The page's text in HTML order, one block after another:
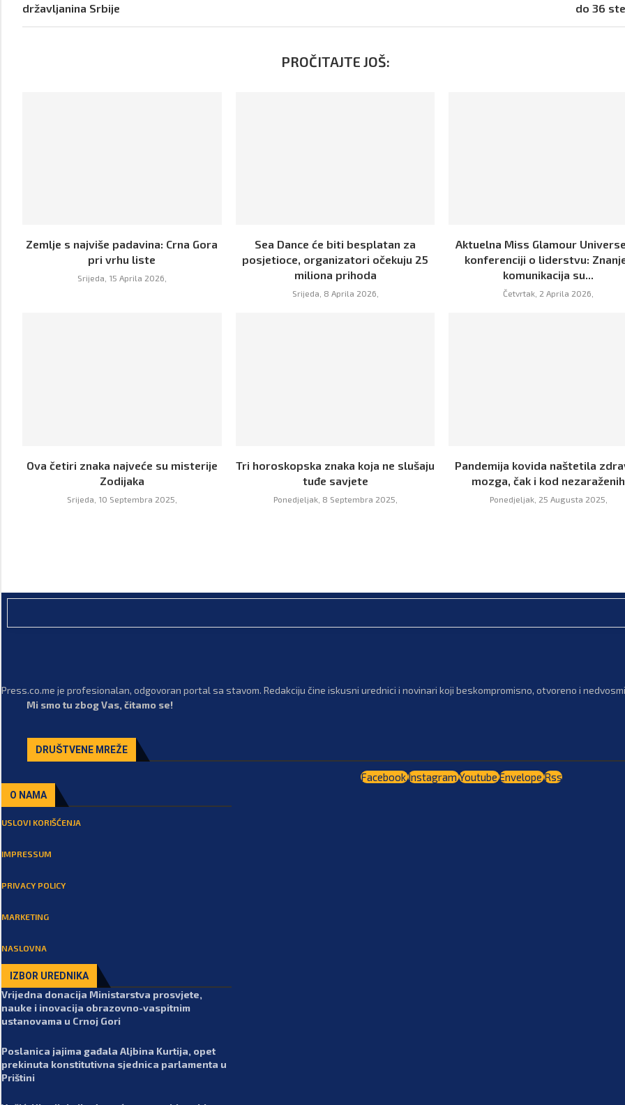
državljanina Srbije
do 36
PROČITAJTE JOŠ:
Zemlje s najviše padavina: Crna Gora
pri vrhu liste
Srijeda, 15 Aprila 2026,
Sea Dance će biti besplatan za
posjetioce, organizatori očekuju 25
miliona prihoda
Srijeda, 8 Aprila 2026,
Aktuelna Miss Glamour
konferenciji o liderstvu:
komunikacija su...
Četvrtak, 2 Aprila 2026,
Ova četiri znaka najveće su misterije
Zodijaka
Srijeda, 10 Septembra 2025,
Tri horoskopska znaka koja ne slušaju
tuđe savjete
Ponedjeljak, 8 Septembra 2025,
Pandemija kovida naštetila
mozga, čak i kod nezaraženih
Ponedjeljak, 25 Augusta 2025,
Press.co.me je profesionalan, odgovoran portal sa stavom. Redakciju čine iskusni urednici i novinari koji beskompromisno, otvoreno i
Mi smo tu zbog Vas, čitamo se!
DRUŠTVENE MREŽE
FacebookInstagramYoutubeEnvelopeRss
O NAMA
USLOVI KORIŠĆENJA
IMPRESSUM
PRIVACY POLICY
MARKETING
NASLOVNA
IZBOR UREDNIKA
Vrijedna donacija Ministarstva prosvjete,
nauke i inovacija obrazovno-vaspitnim
ustanovama u Crnoj Gori
Poslanica jajima gađala Aljbina Kurtija, opet
prekinuta konstitutivna sjednica parlamenta u
Prištini